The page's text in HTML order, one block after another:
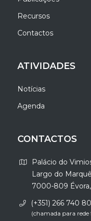
Recursos
Contactos
ATIVIDADES
Notícias
Agenda
CONTACTOS
Palácio do
Largo do
7000-809
(+351) 266 740
(chamada para rede